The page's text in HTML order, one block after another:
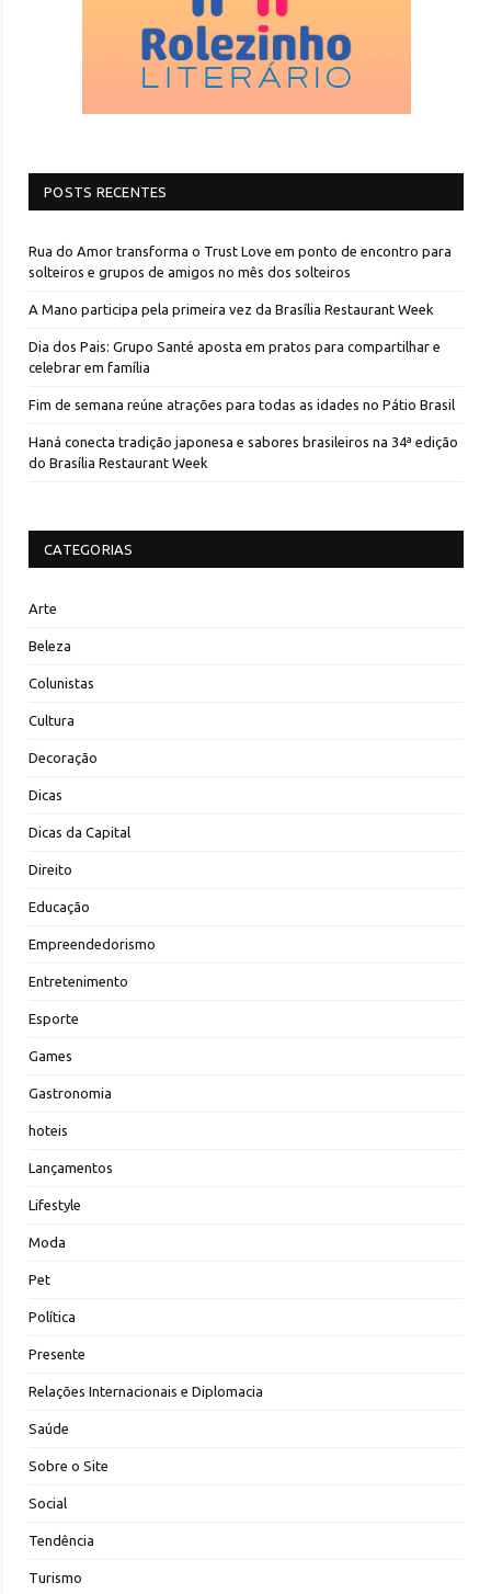
POSTS RECENTES
Rua do Amor transforma o Trust Love em ponto de encontro para
solteiros e grupos de amigos no mês dos solteiros
A Mano participa pela primeira vez da Brasília Restaurant Week
Dia dos Pais: Grupo Santé aposta em pratos para compartilhar e
celebrar em família
Fim de semana reúne atrações para todas as idades no Pátio Brasil
Haná conecta tradição japonesa e sabores brasileiros na 34ª edição
do Brasília Restaurant Week
CATEGORIAS
Arte
Beleza
Colunistas
Cultura
Decoração
Dicas
Dicas da Capital
Direito
Educação
Empreendedorismo
Entretenimento
Esporte
Games
Gastronomia
hoteis
Lançamentos
Lifestyle
Moda
Pet
Política
Presente
Relações Internacionais e Diplomacia
Saúde
Sobre o Site
Social
Tendência
Turismo